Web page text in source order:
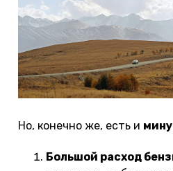
Но, конечно же, есть и
Большой расход